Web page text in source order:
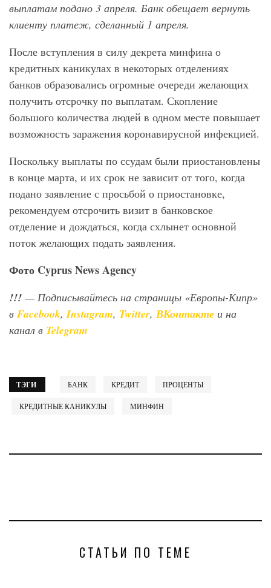
выплатам подано 3 апреля. Банк обещает вернуть
клиенту платеж, сделанный 1 апреля.
После вступления в силу декрета минфина о
кредитных каникулах в некоторых отделениях
банков образовались огромные очереди желающих
получить отсрочку по выплатам. Скопление
большого количества людей в одном месте повышает
возможность заражения коронавирусной инфекцией.
Поскольку выплаты по ссудам были приостановлены
в конце марта, и их срок не зависит от того, когда
подано заявление с просьбой о приостановке,
рекомендуем отсрочить визит в банковское
отделение и дождаться, когда схлынет основной
поток желающих подать заявления.
Фото Cyprus News Agency
!!! — Подписывайтесь на страницы «Европы-Кипр»
вFacebook,Instagram, Twitter, ВКонтакте и на
канал в Telegram
ТЭГИ БАНК КРЕДИТ ПРОЦЕНТЫ
КРЕДИТНЫЕ КАНИКУЛЫ МИНФИН
СТАТЬИ ПО ТЕМЕ